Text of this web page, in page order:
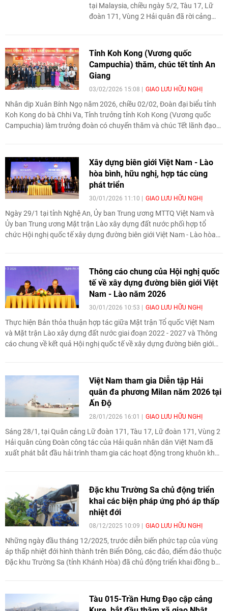
tại Malaysia, chiều ngày 5/2, Tàu 17, Lữ
đoàn 171, Vùng 2 Hải quân đã rời cảng
2026, thực hiện nhiệm vụ đối ngoại quốc
phòng theo kế hoạch.
Tỉnh Koh Kong (Vương quốc
Campuchia) thăm, chúc tết tỉnh An
Giang
03/02/2026 15:08 GIAO LƯU HỮU NGHỊ
Nhân dịp Xuân Bính Ngọ năm 2026, chiều 02/02, Đoàn đại biểu tỉnh
Koh Kong do bà Chhi Va, Tỉnh trưởng tỉnh Koh Kong (Vương quốc
Campuchia) làm trưởng đoàn có chuyến thăm và chúc Tết lãnh đạo
hai tỉnh.
Xây dựng biên giới Việt Nam - Lào
hòa bình, hữu nghị, hợp tác cùng
phát triển
30/01/2026 11:10 GIAO LƯU HỮU NGHỊ
Ngày 29/1 tại tỉnh Nghệ An, Ủy ban Trung ương MTTQ Việt Nam và
Ủy ban Trung ương Mặt trận Lào xây dựng đất nước phối hợp tổ
chức Hội nghị quốc tế xây dựng đường biên giới Việt Nam - Lào hòa
Thông cáo chung của Hội nghị quốc
tế về xây dựng đường biên giới Việt
Nam - Lào năm 2026
30/01/2026 10:53 GIAO LƯU HỮU NGHỊ
Thực hiện Bản thỏa thuận hợp tác giữa Mặt trận Tổ quốc Việt Nam
và Mặt trận Lào xây dựng đất nước giai đoạn 2022 - 2027 và Thông
cáo chung về kết quả Hội nghị quốc tế về xây dựng đường biên giới
Việt Nam tham gia Diễn tập Hải
quân đa phương Milan năm 2026 tại
Ấn Độ
28/01/2026 16:01 GIAO LƯU HỮU NGHỊ
Sáng 28/1, tại Quân cảng Lữ đoàn 171, Tàu 17, Lữ đoàn 171, Vùng 2
Hải quân cùng Đoàn công tác của Hải quân nhân dân Việt Nam đã
xuất phát bắt đầu hải trình tham gia các hoạt động trong khuôn khổ
Đặc khu Trường Sa chủ động triển
khai các biện pháp ứng phó áp thấp
nhiệt đới
08/12/2025 10:09 GIAO LƯU HỮU NGHỊ
Những ngày đầu tháng 12/2025, trước diễn biến phức tạp của vùng
áp thấp nhiệt đới hình thành trên Biển Đông, các đảo, điểm đảo thuộc
Đặc khu Trường Sa (tỉnh Khánh Hòa) đã chủ động triển khai đồng bộ
Tàu 015-Trần Hưng Đạo cập cảng